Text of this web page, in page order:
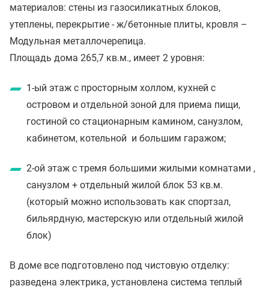
материалов: стены из газосиликатных блоков,
утеплены, перекрытие - ж/бетонные плиты, кровля –
Модульная металлочерепица.
Площадь дома 265,7 кв.м., имеет 2 уровня:
1-ый этаж с просторным холлом, кухней с
островом и отдельной зоной для приема пищи,
гостиной со стационарным камином, санузлом,
кабинетом, котельной и большим гаражом;
2-ой этаж с тремя большими жилыми комнатами ,
санузлом + отдельный жилой блок 53 кв.м.
(который можно использовать как спортзал,
бильярдную, мастерскую или отдельный жилой
блок)
В доме все подготовлено под чистовую отделку:
разведена электрика, установлена система теплый